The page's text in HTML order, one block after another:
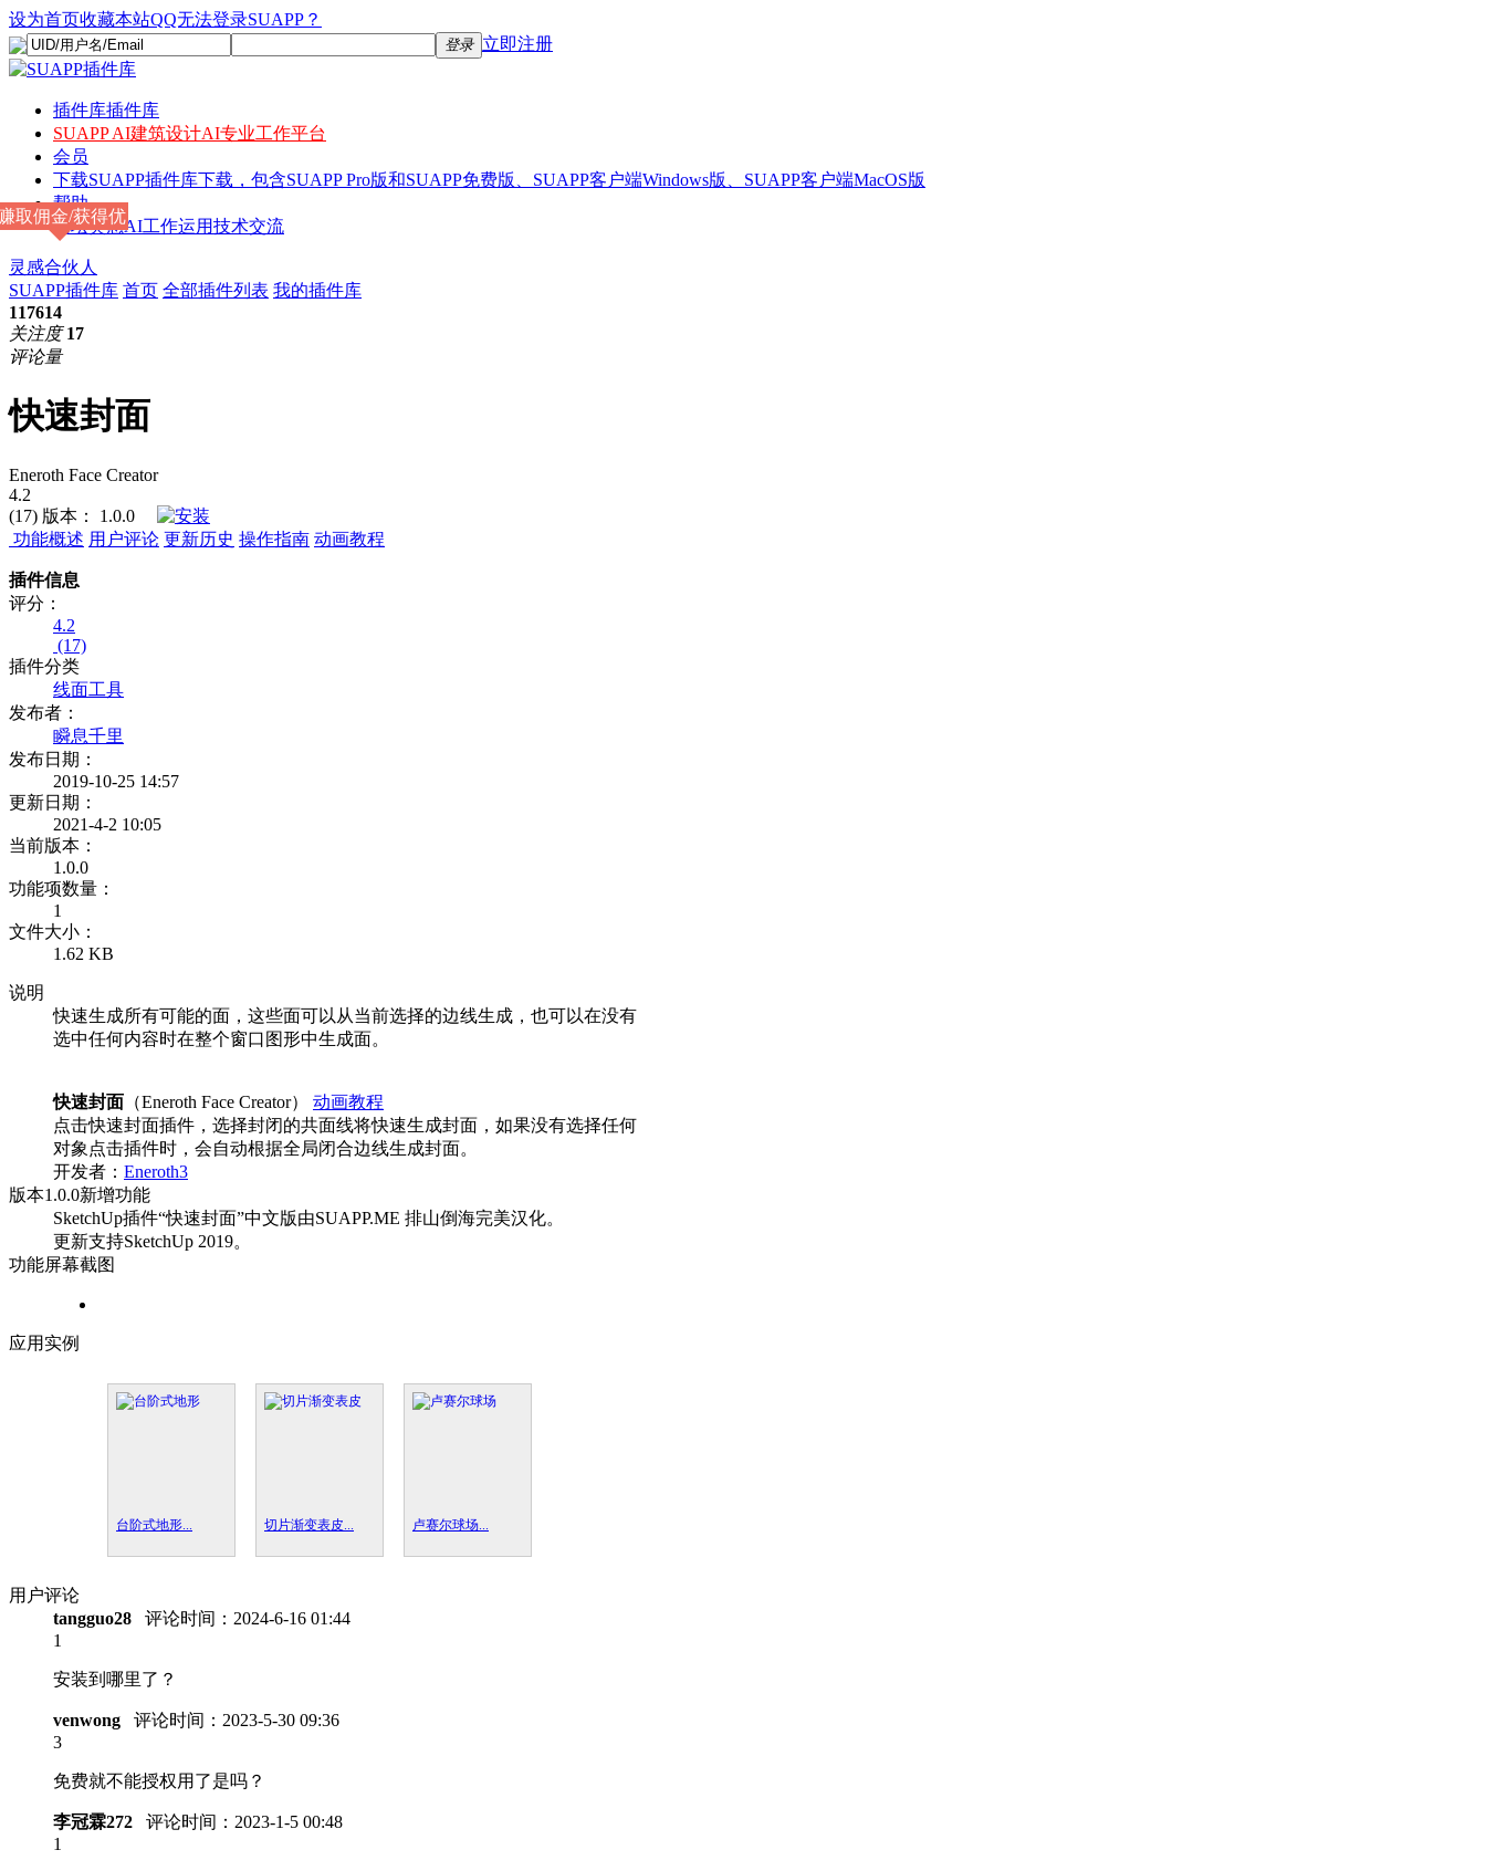
设为首页收藏本站QQ无法登录SUAPP？
登录 立即注册
插件库插件库
SUAPP AI建筑设计AI专业工作平台
会员
下载SUAPP插件库下载，包含SUAPP Pro版和SUAPP免费版、SUAPP客户端Windows版、SUAPP客户端MacOS版
帮助
论坛灵感AI工作运用技术交流
灵感合伙人
取佣金/获得优
惠
SUAPP插件库 首页 全部插件列表 我的插件库
117614
关注度 17
评论量
快速封面
Eneroth Face Creator
4.2
(17) 版本：
1.0.0
功能概述 用户评论 更新历史 操作指南 动画教程
插件信息
评分：
4.2
(17)
插件分类
线面工具
发布者：
瞬息千里
发布日期：
2019-10-25 14:57
更新日期：
2021-4-2 10:05
当前版本：
1.0.0
功能项数量：
1
文件大小：
1.62 KB
说明
快速生成所有可能的面，这些面可以从当前选择的边线生成，也可以在没有
选中任何内容时在整个窗口图形中生成面。
快速封面 （Eneroth Face Creator）
动画教程
点击快速封面插件，选择封闭的共面线将快速生成封面，如果没有选择任何
对象点击插件时，会自动根据全局闭合边线生成封面。
开发者： Eneroth3
版本1.0.0新增功能
SketchUp插件“快速封面”中文版由SUAPP.ME 排山倒海完美汉化。
更新支持SketchUp 2019。
功能屏幕截图
应用实例
台阶式地形... 切片渐变表皮... 卢赛尔球场...
用户评论
tangguo28
评论时间： 2024-6-16 01:44
1
安装到哪里了？
venwong 评论时间： 2023-5-30 09:36
3
免费就不能授权用了是吗？
李冠霖272 评论时间： 2023-1-5 00:48
1